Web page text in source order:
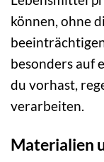
können, ohne
besonders auf
du vorhast,
verarbeiten.
Materialien